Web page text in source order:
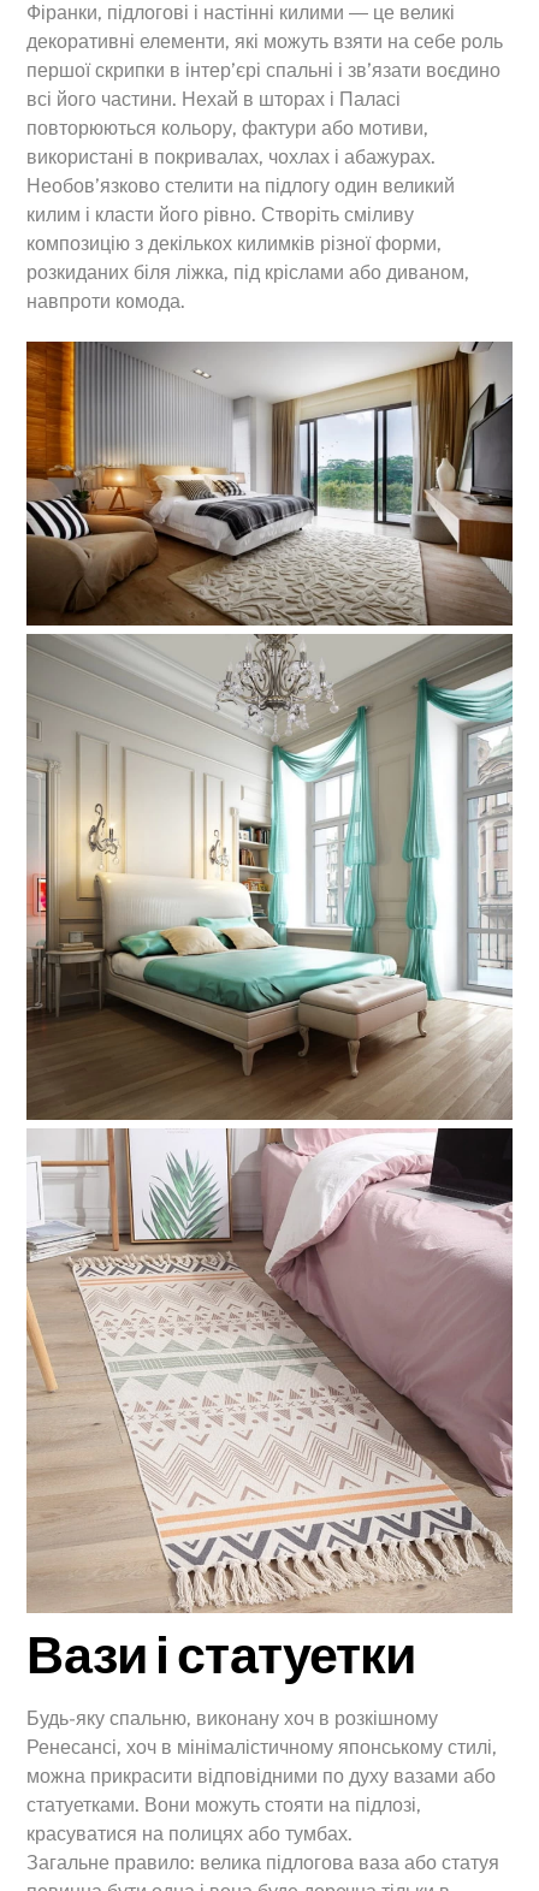
Фіранки, підлогові і настінні килими ― це великі
декоративні елементи, які можуть взяти на себе роль
першої скрипки в інтер’єрі спальні і зв’язати воєдино
всі його частини. Нехай в шторах і Паласі
повторюються кольору, фактури або мотиви,
використані в покривалах, чохлах і абажурах.
Необов’язково стелити на підлогу один великий
килим і класти його рівно. Створіть сміливу
композицію з декількох килимків різної форми,
розкиданих біля ліжка, під кріслами або диваном,
навпроти комода.
Вази і статуетки
Будь-яку спальню, виконану хоч в розкішному
Ренесансі, хоч в мінімалістичному японському стилі,
можна прикрасити відповідними по духу вазами або
статуетками. Вони можуть стояти на підлозі,
красуватися на полицях або тумбах.
Загальне правило: велика підлогова ваза або статуя